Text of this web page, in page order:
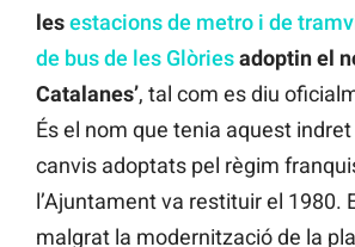
lesestacions de metro i de
de bus de les Glòriesadoptin el
Catalanes’, tal com es diu
És el nom que tenia aquest
canvis adoptats pel règim
l’Ajuntament va restituir el 1980.
malgrat la modernització de la